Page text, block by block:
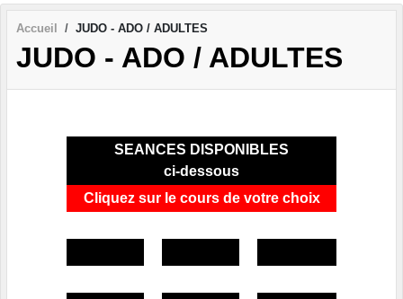
Accueil JUDO - ADO / ADULTES
JUDO - ADO / ADULTES
SEANCES DISPONIBLES
ci-dessous
Cliquez sur le cours de votre choix